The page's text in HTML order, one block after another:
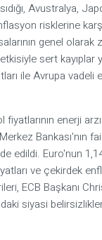
Avustralya,
risklerine
genel olarak
sert kayıplar
ile Avrupa vadeli
enerji
Bankası'nın
edildi. Euro'nun
ve çekirdek
ECB Başkanı
siyasi